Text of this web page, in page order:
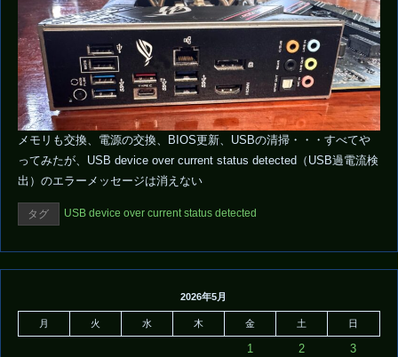
メモリも交換、電源の交換、BIOS更新、USBの清掃・・・すべてや
ってみたが、USB device over current status detected（USB過電流検
出）のエラーメッセージは消えない
タグ USB device over current status detected
2026年5月
月 火 水 木 金 土 日
1 2 3